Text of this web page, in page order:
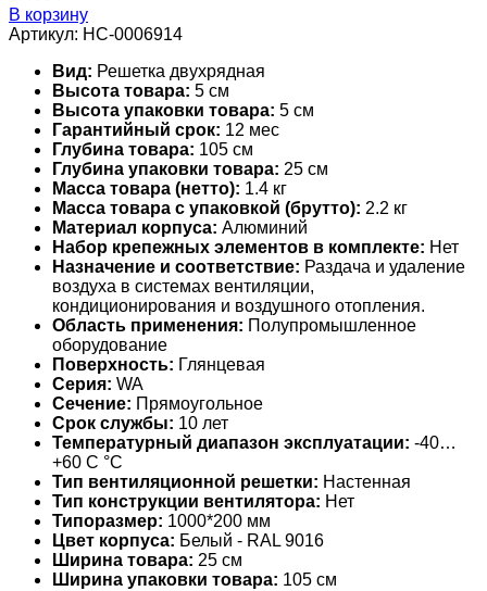
В корзину
Артикул: НС-0006914
Вид: Решетка двухрядная
Высота товара: 5 см
Высота упаковки товара: 5 см
Гарантийный срок: 12 мес
Глубина товара: 105 см
Глубина упаковки товара: 25 см
Масса товара (нетто): 1.4 кг
Масса товара с упаковкой (брутто): 2.2 кг
Материал корпуса: Алюминий
Набор крепежных элементов в комплекте: Нет
Назначение и соответствие: Раздача и удаление
воздуха в системах вентиляции,
кондиционирования и воздушного отопления.
Область применения: Полупромышленное
оборудование
Поверхность: Глянцевая
Серия: WA
Сечение: Прямоугольное
Срок службы: 10 лет
Температурный диапазон эксплуатации: -40…
+60 С °С
Тип вентиляционной решетки: Настенная
Тип конструкции вентилятора: Нет
Типоразмер: 1000*200 мм
Цвет корпуса: Белый - RAL 9016
Ширина товара: 25 см
Ширина упаковки товара: 105 см